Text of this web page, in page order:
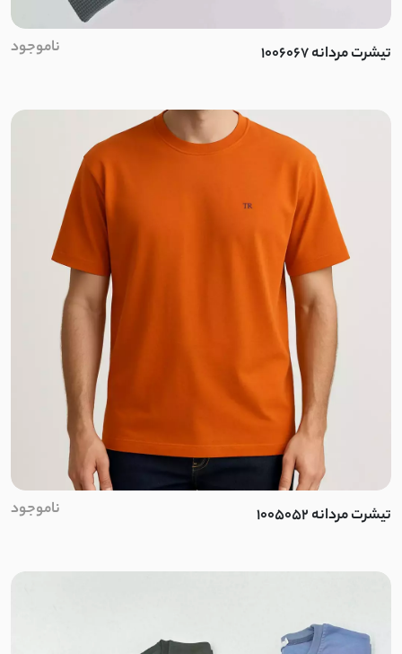
اسلپ
نخ وال
کرپ نخ
جودون
کرپ آنجلیکا
کرپ مازراتی
کرپ الیزه
پارچه کوبایی
تیشرت مردانه 1006067 ناموجود
تیشرت مردانه 1005052 ناموجود